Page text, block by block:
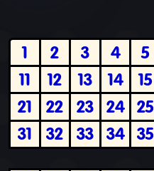
1 2 3 4 5
11
12 13 14 15
21
22 23 24 25
31
32 33 34 35